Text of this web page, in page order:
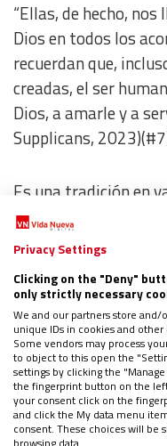
“Ellas, de hecho,
Dios en todos los
recuerdan que,
creadas, el ser
Dios, a amarle y a
Supplicans,
Es una tradición en
bendición a
las familias,
solicita la bendición.
personal como
ofrece que el Buen
la vida de las
Tan fuerte es esa
Privacy Settings
Clicking on the "Deny"
only strictly necessary
We and our partners store and/
unique IDs in cookies and
Some vendors may process
to object to this open the
settings by clicking the
the fingerprint button on the
your consent click on the
and click the My data menu
consent. These choices will be
browsing data.